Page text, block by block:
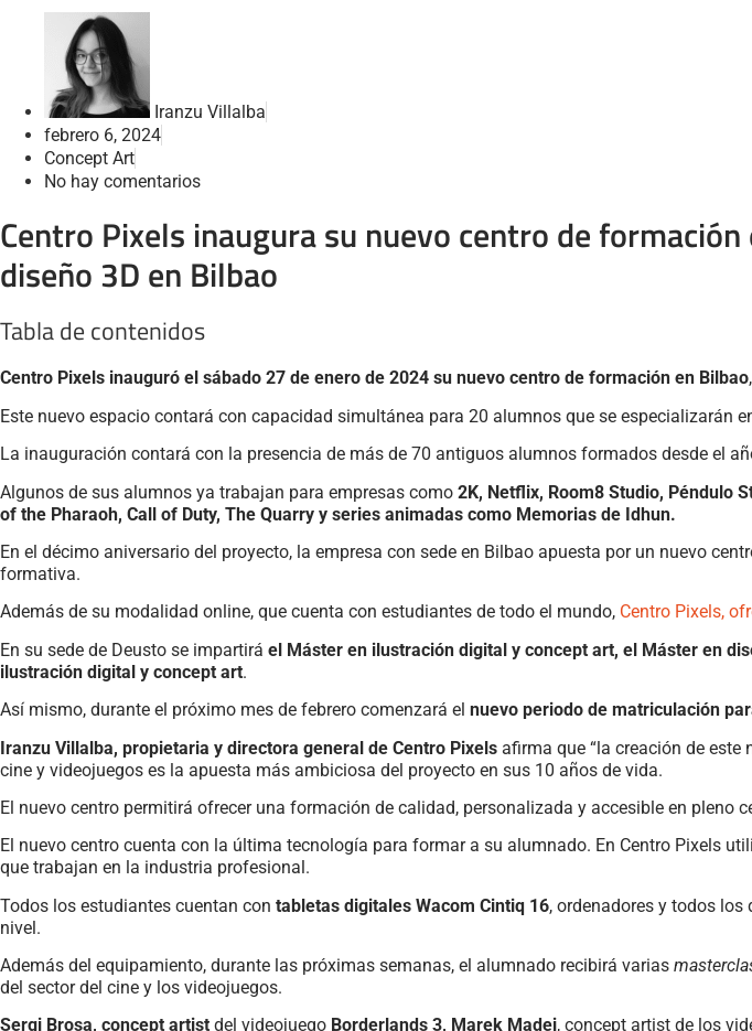
Iranzu Villalba
febrero 6, 2024
Concept Art
No hay comentarios
Centro Pixels inaugura su nuevo centro de
diseño 3D en Bilbao
Tabla de contenidos
Centro Pixels inauguró el sábado 27 de enero de 2024 su nuevo centro de formación en Bilbao
Este nuevo espacio contará con capacidad simultánea para 20 alumnos que se especializarán
La inauguración contará con la presencia de más de 70 antiguos alumnos formados desde el
Algunos de sus alumnos ya trabajan para empresas como 2K, Netflix, Room8 Studio, Péndulo
of the Pharaoh, Call of Duty, The Quarry y series animadas como Memorias de Idhun.
En el décimo aniversario del proyecto, la empresa con sede en Bilbao apuesta por un nuevo
formativa.
Además de su modalidad online, que cuenta con estudiantes de todo el mundo, Centro Pixels,
En su sede de Deusto se impartirá el Máster en ilustración digital y concept art, el Máster en
ilustración digital y concept art.
Así mismo, durante el próximo mes de febrero comenzará el nuevo periodo de matriculación
Iranzu Villalba, propietaria y directora general de Centro Pixels afirma que “la creación de
cine y videojuegos es la apuesta más ambiciosa del proyecto en sus 10 años de vida.
El nuevo centro permitirá ofrecer una formación de calidad, personalizada y accesible en pleno
El nuevo centro cuenta con la última tecnología para formar a su alumnado. En Centro Pixels
que trabajan en la industria profesional.
Todos los estudiantes cuentan con tabletas digitales Wacom Cintiq 16, ordenadores y todos
nivel.
Además del equipamiento, durante las próximas semanas, el alumnado recibirá varias
del sector del cine y los videojuegos.
Sergi Brosa, concept artist del videojuego Borderlands 3, Marek Madej, concept artist de los